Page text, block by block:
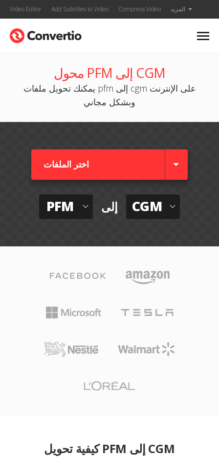
Video Editor Add Subtitles to Video Compress Video المزيد
محول PFM إلى CGM
يمكنك تحويل ملفات pfm إلى cgm على الإنترنت
وبشكل مجاني
اختر الملفات
PFM إلى CGM
كيفية تحويل PFM إلى CGM